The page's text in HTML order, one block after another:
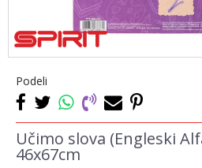
Podeli
Učimo slova (Engleski
46x67cm